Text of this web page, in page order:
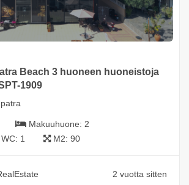
Beach 3 huoneen huoneistoja
1909
Makuuhuone: 2
1 M2: 90
2 vuotta sitten